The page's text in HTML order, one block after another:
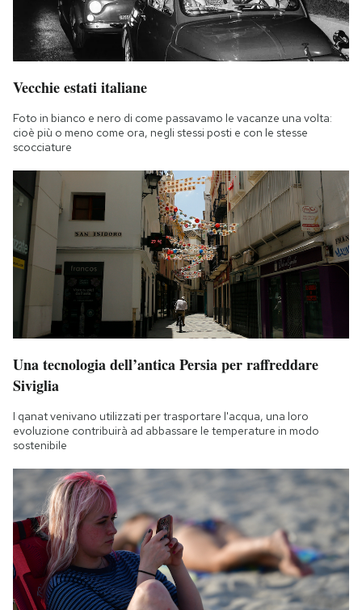
Vecchie estati italiane
Foto in bianco e nero di come passavamo le vacanze una volta:
cioè più o meno come ora, negli stessi posti e con le stesse
scocciature
Una tecnologia dell’antica Persia per raffreddare
Siviglia
I qanat venivano utilizzati per trasportare l'acqua, una loro
evoluzione contribuirà ad abbassare le temperature in modo
sostenibile